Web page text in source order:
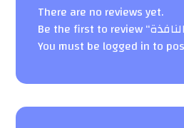
There are no reviews yet.
You must be logged in to